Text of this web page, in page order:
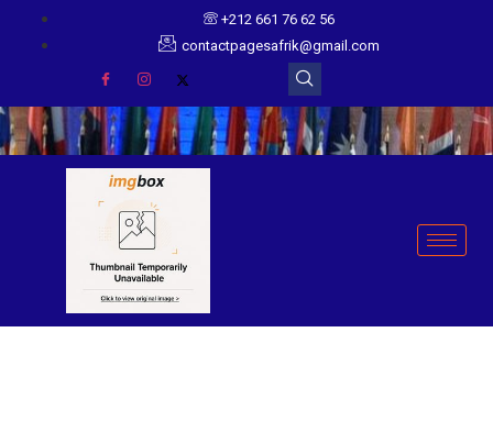
+212 661 76 62 56
contactpagesafrik@gmail.com